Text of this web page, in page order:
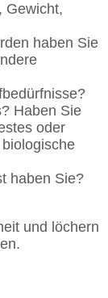
Gewicht,
haben Sie
Haben Sie
oder
haben Sie?
und löchern